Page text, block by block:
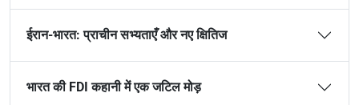
ईरान-भारत: प्राचीन सभ्यताएँ और नए क्षितिज
भारत की FDI कहानी में एक जटिल मोड़